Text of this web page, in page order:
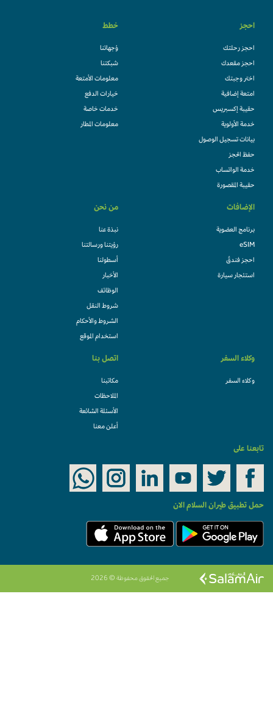
احجز
احجز رحلتك
احجز مقعدك
اختر وجبتك
امتعة إضافية
حقيبة إكسبريس
خدمة الأولوية
بيانات تسجيل الوصول
حفظ الحجز
خدمة الواتساب
حقيبة المقصورة
خطط
وُجهاتنا
شبكتنا
معلومات الأمتعة
خيارات الدفع
خدمات خاصة
معلومات المطار
الإضافات
برنامج العضوية
eSIM
احجز فندقً
استئجار سيارة
من نحن
نبذة عنا
رؤيتنا ورسالتنا
أسطولنا
الأخبار
الوظائف
شروط النقل
الشروط والأحكام
استخدام الموقع
وكلاء السفر
وكلاء السفر
اتصل بنا
مكاتبنا
الملاحظات
الأسئلة الشائعة
أعلن معنا
على
تطبيق طيران السلام الان
جميع الحقوق محفوظة © 2026